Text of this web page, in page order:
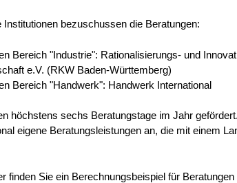
Institutionen bezuschussen die Beratungen:
Bereich "Industrie": Rationalisierungs- und
e.V. (RKW Baden-Württemberg)
Bereich "Handwerk": Handwerk International
höchstens sechs Beratungstage im Jahr
eigene Beratungsleistungen an, die mit einem
finden Sie ein Berechnungsbeispiel für